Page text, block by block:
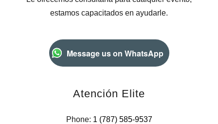
estamos capacitados en ayudarle.
Message us on WhatsApp
Atención Elite
Phone: 1 (787) 585-9537